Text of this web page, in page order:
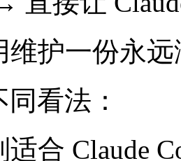
维护一份永
看法：
合 Claude